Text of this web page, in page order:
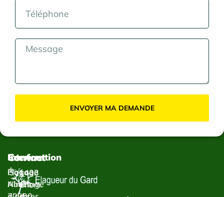
ENVOYER MA DEMANDE
Services
Élagage
Abattage
Intervention
Élagage
Nîmes
Contact
1433
Chem.